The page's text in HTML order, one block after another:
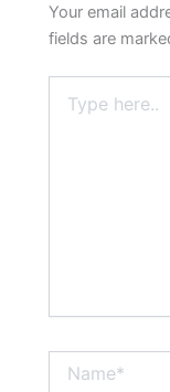
Your email
fields are
here..